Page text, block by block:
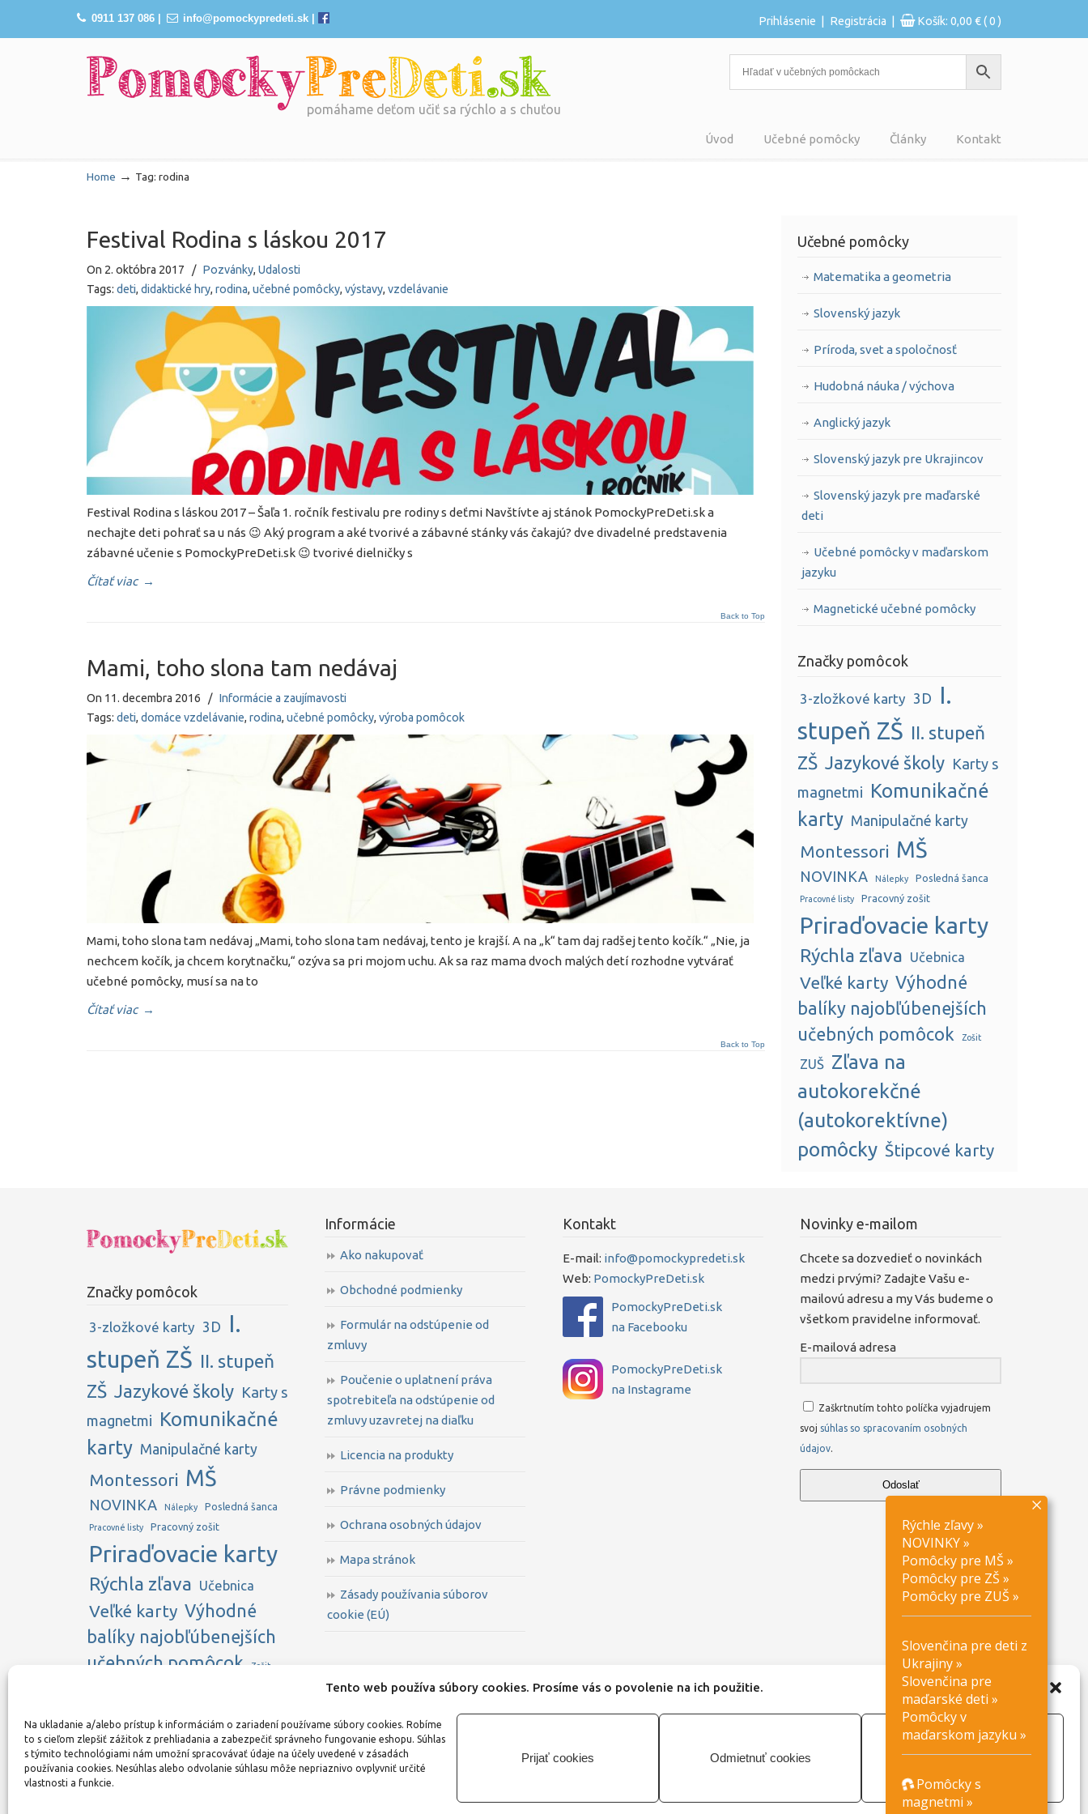
Tento web používa súbory cookies. Prosíme vás o povolenie na ich použitie.
Na ukladanie a/alebo prístup k informáciám o zariadení používame súbory cookies. Robíme
to s cieľom zlepšiť zážitok z prehliadania a zabezpečiť správneho fungovanie eshopu. Súhlas
s týmito technológiami nám umožní spracovávať údaje na účely uvedené v zásadách
používania cookies. Nesúhlas alebo odvolanie súhlasu môže nepriaznivo ovplyvniť určité
vlastnosti a funkcie.
Prijať cookies Odmietnuť cookies Vlastné nastavenie
0911 137 086| info@pomockypredeti.sk
pomáhame deťom učiť sa rýchlo a s chuťou
Prihlásenie | Registrácia | Košík: 0,00 €( 0 )
Úvod Učebné pomôcky Články Kontakt
Home → Tag: rodina
Festival Rodina s láskou 2017
On 2. októbra 2017 / Pozvánky, Udalosti
Tags: deti, didaktické hry, rodina, učebné pomôcky, výstavy, vzdelávanie
Festival Rodina s láskou 2017 – Šaľa 1. ročník festivalu pre rodiny s deťmi Navštívte aj stánok PomockyPreDeti.sk a
nechajte deti pohrať sa u nás 😉 Aký program a aké tvorivé a zábavné stánky vás čakajú? dve divadelné predstavenia
zábavné učenie s PomockyPreDeti.sk 😉 tvorivé dielničky s
Čítať viac →
Back to Top
Mami, toho slona tam nedávaj
On 11. decembra 2016 / Informácie a zaujímavosti
Tags: deti, domáce vzdelávanie, rodina, učebné pomôcky, výroba pomôcok
Mami, toho slona tam nedávaj „Mami, toho slona tam nedávaj, tento je krajší. A na „k“ tam daj radšej tento kočík.“ „Nie, ja
nechcem kočík, ja chcem korytnačku,“ ozýva sa pri mojom uchu. Ak sa raz mama dvoch malých detí rozhodne vytvárať
učebné pomôcky, musí sa na to
Čítať viac →
Back to Top
Učebné pomôcky
Matematika a geometria
Slovenský jazyk
Príroda, svet a spoločnosť
Hudobná náuka / výchova
Anglický jazyk
Slovenský jazyk pre Ukrajincov
Slovenský jazyk pre maďarské
deti
Učebné pomôcky v maďarskom
jazyku
Magnetické učebné pomôcky
Značky pomôcok
3-zložkové karty 3D
I.
stupeň ZŠ II. stupeň
ZŠ Jazykové školy Karty s
magnetmi Komunikačné
karty Manipulačné karty
Montessori MŠ
NOVINKA Nálepky Posledná šanca
Pracovné listy Pracovný zošit
Priraďovacie karty
Rýchla zľava Učebnica
Veľké karty Výhodné
balíky najobľúbenejších
učebných pomôcok
Zošit
ZUŠ Zľava na
autokorekčné
(autokorektívne)
pomôcky Štipcové karty
Značky pomôcok
3-zložkové karty 3D
I.
stupeň ZŠ II. stupeň
ZŠ Jazykové školy Karty s
magnetmi Komunikačné
karty Manipulačné karty
Montessori MŠ
NOVINKA Nálepky Posledná šanca
Pracovné listy Pracovný zošit
Priraďovacie karty
Rýchla zľava Učebnica
Veľké karty Výhodné
balíky najobľúbenejších
učebných pomôcok
Zošit
autokorekčné
(autokorektívne)
pomôcky
Informácie
Ako nakupovať
Obchodné podmienky
Formulár na odstúpenie od
zmluvy
Poučenie o uplatnení práva
spotrebiteľa na odstúpenie od
zmluvy uzavretej na diaľku
Licencia na produkty
Právne podmienky
Ochrana osobných údajov
Mapa stránok
Zásady používania súborov
cookie (EÚ)
Kontakt
E-mail: info@pomockypredeti.sk
Web: PomockyPreDeti.sk
PomockyPreDeti.sk
na Facebooku
PomockyPreDeti.sk
na Instagrame
Novinky e-mailom
Chcete sa dozvedieť o novinkách
medzi prvými? Zadajte Vašu e-
mailovú adresu a my Vás budeme o
všetkom pravidelne informovať.
E-mailová adresa
Zaškrtnutím tohto políčka vyjadrujem
svoj súhlas so spracovaním osobných
údajov
Odoslať
Rýchle zľavy»
NOVINKY»
Pomôcky pre MŠ »
Pomôcky pre ZŠ »
Pomôcky pre ZUŠ »
Slovenčina pre deti z
Ukrajiny»
Slovenčina pre
maďarské deti »
Pomôcky v
maďarskom jazyku »
Pomôcky s
magnetmi »